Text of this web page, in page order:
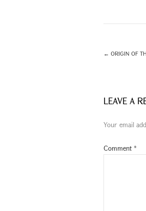
← ORIGIN OF
LEAVE A
Your email
Comment *